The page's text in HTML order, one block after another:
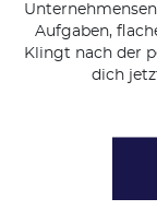
Aufgaben,
Klingt nach der
dich